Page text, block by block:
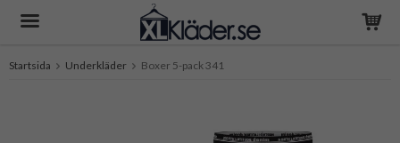
Startsida Underkläder Boxer 5-pack 341